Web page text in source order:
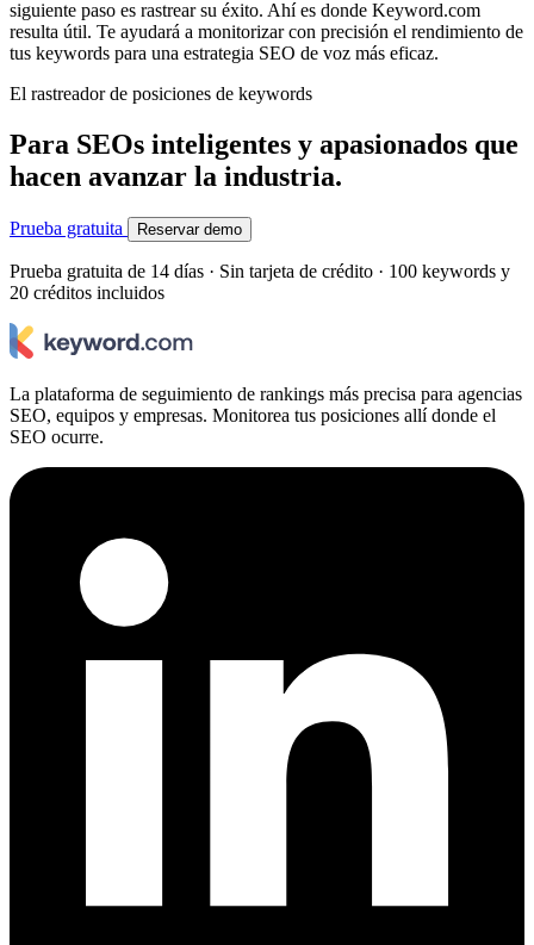
siguiente paso es rastrear su éxito. Ahí es donde Keyword.com
resulta útil. Te ayudará a monitorizar con precisión el rendimiento de
tus keywords para una estrategia SEO de voz más eficaz.
El rastreador de posiciones de keywords
Para SEOs inteligentes y apasionados que
hacen avanzar la industria.
Prueba gratuita Reservar demo
Prueba gratuita de 14 días · Sin tarjeta de crédito · 100 keywords y
20 créditos incluidos
La plataforma de seguimiento de rankings más precisa para agencias
SEO, equipos y empresas. Monitorea tus posiciones allí donde el
SEO ocurre.